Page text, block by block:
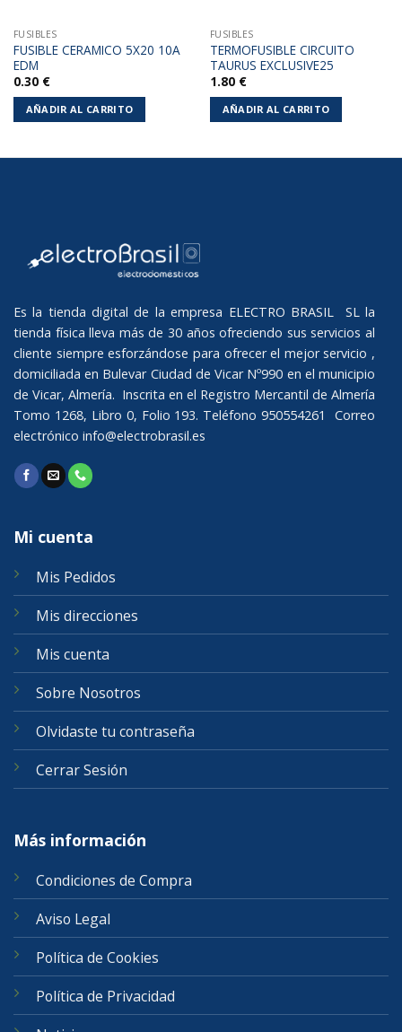
FUSIBLES
FUSIBLE CERAMICO 5X20 10A
EDM
0.30 €
AÑADIR AL CARRITO
FUSIBLES
TERMOFUSIBLE CIRCUITO
TAURUS EXCLUSIVE25
1.80 €
AÑADIR AL CARRITO
Es la tienda digital de la empresa ELECTRO BRASIL SL la
tienda física lleva más de 30 años ofreciendo sus servicios al
cliente siempre esforzándose para ofrecer el mejor servicio ,
domiciliada en Bulevar Ciudad de Vicar Nº990 en el municipio
de Vicar, Almería. Inscrita en el Registro Mercantil de Almería
Tomo 1268, Libro 0, Folio 193. Teléfono 950554261 Correo
electrónico info@electrobrasil.es
Mi cuenta
Mis Pedidos
Mis direcciones
Mis cuenta
Sobre Nosotros
Olvidaste tu contraseña
Cerrar Sesión
Más información
Condiciones de Compra
Aviso Legal
Política de Cookies
Política de Privacidad